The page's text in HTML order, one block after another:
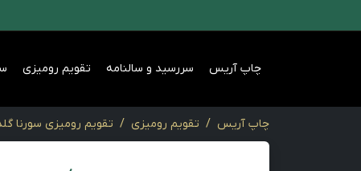
چاپ آریس سررسید و سالنامه تقویم رومیزی
چاپ آریس تقویم رومیزی تقویم رومیزی سورنا